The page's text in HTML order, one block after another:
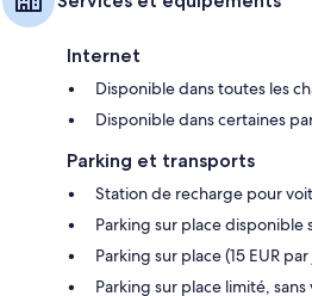
Internet
Disponible dans toutes les
Disponible dans certaines
Parking et transports
Station de recharge pour
Parking sur place
Parking sur place (15 EUR
Parking sur place limité,